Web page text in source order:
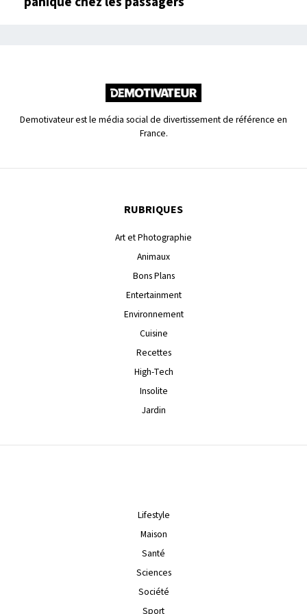
Demotivateur est le média social de divertissement de référence en
France.
RUBRIQUES
Art et Photographie
Animaux
Bons Plans
Entertainment
Environnement
Cuisine
Recettes
High-Tech
Insolite
Jardin
Lifestyle
Maison
Santé
Sciences
Société
Sport